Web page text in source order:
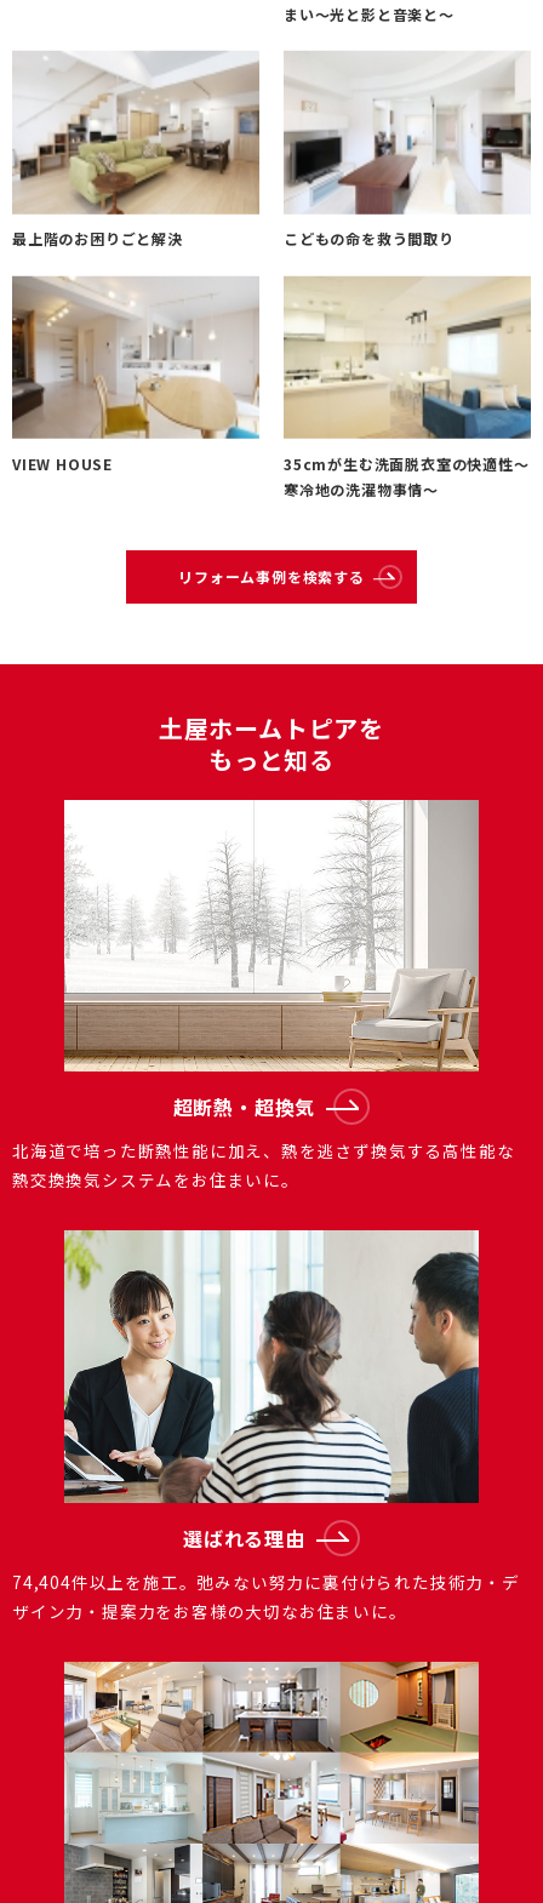
まい～光と影と音楽と～
最上階のお困りごと解決 こどもの命を救う間取り
VIEW HOUSE
35cmが生む洗面脱衣室の快適性～
寒冷地の洗濯物事情～
リフォーム事例を検索する
⼟屋ホームトピアを
もっと知る
超断熱・超換気
北海道で培った断熱性能に加え、熱を逃さず換気する⾼性能な
熱交換換気システムをお住まいに。
選ばれる理由
74,404件以上を施⼯。弛みない努⼒に裏付けられた技術⼒・デ
ザイン⼒・提案⼒をお客様の⼤切なお住まいに。